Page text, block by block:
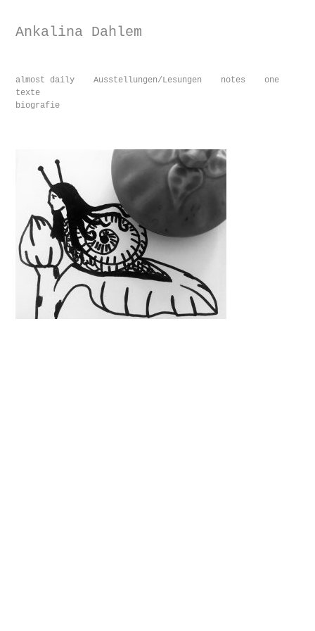
Ankalina Dahlem
almost daily Ausstellungen/Lesungen notes
one
texte
biografie